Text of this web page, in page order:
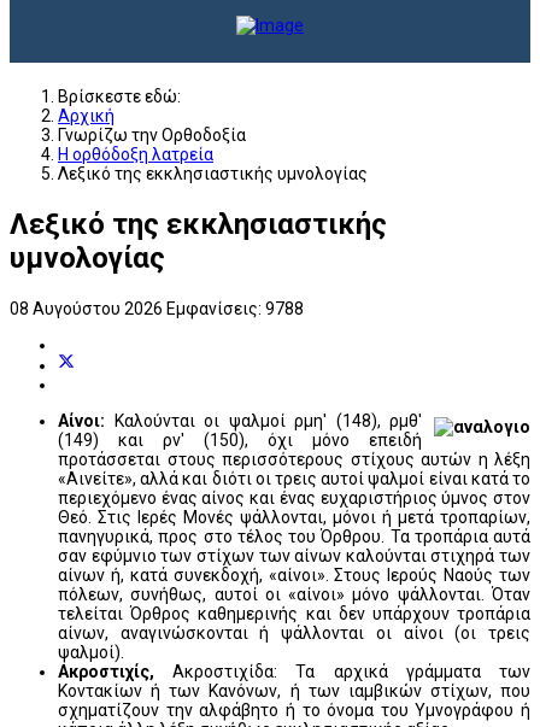
Βρίσκεστε εδώ:
Αρχική
Γνωρίζω την Ορθοδοξία
Η ορθόδοξη λατρεία
Λεξικό της εκκλησιαστικής υμνολογίας
Λεξικό της εκκλησιαστικής
υμνολογίας
08 Αυγούστου 2026 Εμφανίσεις: 9788
Αίνοι: Καλούνται οι ψαλμοί ρμη' (148), ρμθ'
(149) και ρν' (150), όχι μόνο επειδή
προτάσσεται στους περισσότερους στίχους αυτών η λέξη
«Αινείτε», αλλά και διότι οι τρεις αυτοί ψαλμοί είναι κατά το
περιεχόμενο ένας αίνος και ένας ευχαριστήριος ύμνος στον
Θεό. Στις Ιερές Μονές ψάλλονται, μόνοι ή μετά τροπαρίων,
πανηγυρικά, προς στο τέλος του Όρθρου. Τα τροπάρια αυτά
σαν εφύμνιο των στίχων των αίνων καλούνται στιχηρά των
αίνων ή, κατά συνεκδοχή, «αίνοι». Στους Ιερούς Ναούς των
πόλεων, συνήθως, αυτοί οι «αίνοι» μόνο ψάλλονται. Όταν
τελείται Όρθρος καθημερινής και δεν υπάρχουν τροπάρια
αίνων, αναγινώσκονται ή ψάλλονται οι αίνοι (οι τρεις
ψαλμοί).
Ακροστιχίς, Ακροστιχίδα: Τα αρχικά γράμματα των
Κοντακίων ή των Κανόνων, ή των ιαμβικών στίχων, που
σχηματίζουν την αλφάβητο ή το όνομα του Υμνογράφου ή